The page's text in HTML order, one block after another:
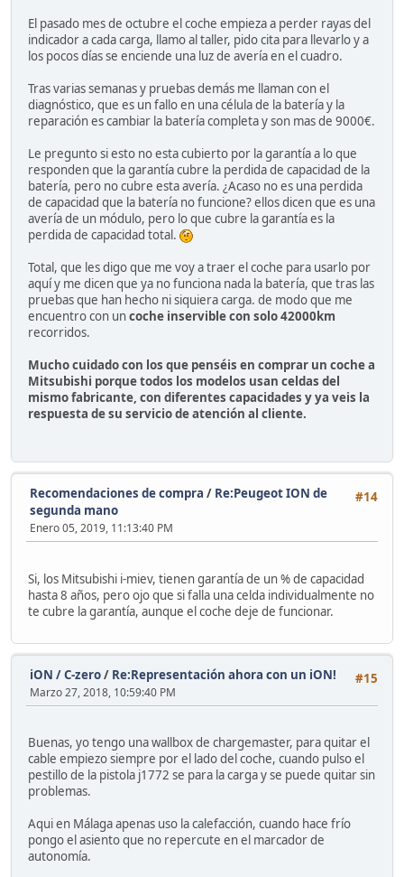
El pasado mes de octubre el coche empieza a perder rayas del
indicador a cada carga, llamo al taller, pido cita para llevarlo y a
los pocos días se enciende una luz de avería en el cuadro.
Tras varias semanas y pruebas demás me llaman con el
diagnóstico, que es un fallo en una célula de la batería y la
reparación es cambiar la batería completa y son mas de 9000€.
Le pregunto si esto no esta cubierto por la garantía a lo que
responden que la garantía cubre la perdida de capacidad de la
batería, pero no cubre esta avería. ¿Acaso no es una perdida
de capacidad que la batería no funcione? ellos dicen que es una
avería de un módulo, pero lo que cubre la garantía es la
perdida de capacidad total.
Total, que les digo que me voy a traer el coche para usarlo por
aquí y me dicen que ya no funciona nada la batería, que tras las
pruebas que han hecho ni siquiera carga. de modo que me
encuentro con uncoche inservible con solo 42000km
recorridos.
Mucho cuidado con los que penséis en comprar un coche a
Mitsubishi porque todos los modelos usan celdas del
mismo fabricante, con diferentes capacidades y ya veis la
respuesta de su servicio de atención al cliente.
#14
Recomendaciones de compra / Re:Peugeot ION de
segunda mano
Enero 05, 2019, 11:13:40 PM
Si, los Mitsubishi i-miev, tienen garantía de un % de capacidad
hasta 8 años, pero ojo que si falla una celda individualmente no
te cubre la garantía, aunque el coche deje de funcionar.
#15
iON / C-zero/ Re:Representación ahora con un iON!
Marzo 27, 2018, 10:59:40 PM
Buenas, yo tengo una wallbox de chargemaster, para quitar el
cable empiezo siempre por el lado del coche, cuando pulso el
pestillo de la pistola j1772 se para la carga y se puede quitar sin
problemas.
Aqui en Málaga apenas uso la calefacción, cuando hace frío
pongo el asiento que no repercute en el marcador de
autonomía.